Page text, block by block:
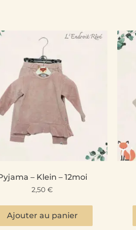
– Klein – 12moi
2,50 €
Ajouter au panier